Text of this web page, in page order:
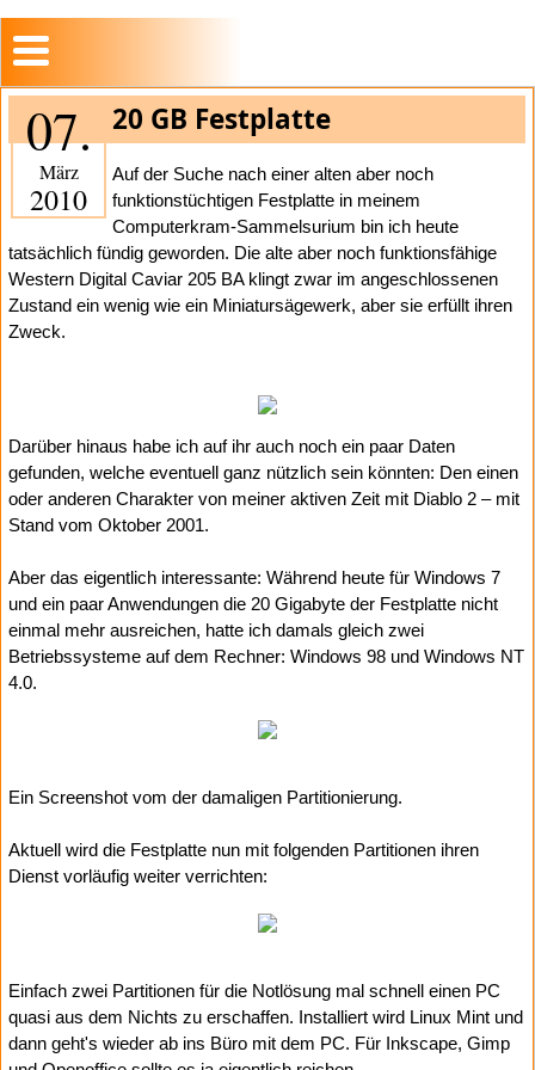
07.
März
2010
20 GB Festplatte
Auf der Suche nach einer alten aber noch
funktionstüchtigen Festplatte in meinem
Computerkram-Sammelsurium bin ich heute
tatsächlich fündig geworden. Die alte aber noch funktionsfähige
Western Digital Caviar 205 BA klingt zwar im angeschlossenen
Zustand ein wenig wie ein Miniatursägewerk, aber sie erfüllt ihren
Zweck.
Darüber hinaus habe ich auf ihr auch noch ein paar Daten
gefunden, welche eventuell ganz nützlich sein könnten: Den einen
oder anderen Charakter von meiner aktiven Zeit mit Diablo 2 – mit
Stand vom Oktober 2001.
Aber das eigentlich interessante: Während heute für Windows 7
und ein paar Anwendungen die 20 Gigabyte der Festplatte nicht
einmal mehr ausreichen, hatte ich damals gleich zwei
Betriebssysteme auf dem Rechner: Windows 98 und Windows NT
4.0.
Ein Screenshot vom der damaligen Partitionierung.
Aktuell wird die Festplatte nun mit folgenden Partitionen ihren
Dienst vorläufig weiter verrichten:
Einfach zwei Partitionen für die Notlösung mal schnell einen PC
quasi aus dem Nichts zu erschaffen. Installiert wird Linux Mint und
dann geht's wieder ab ins Büro mit dem PC. Für Inkscape, Gimp